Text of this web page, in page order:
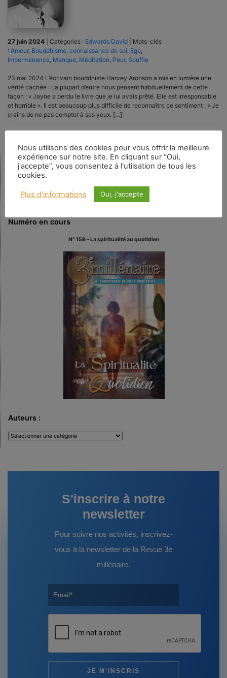
27 juin 2024 Catégories : Edwards David
Mots-clés
: Amour, Bouddhisme connaissance de soi Ego
Impermanence Manque Méditation Peur, Souffle
23 mai 2024 L’écrivain bouddhiste Harvey Aronson a mis en lumière une
vérité cachée : La plupart d’entre nous pensent habituellement de cette
façon : « Jayne a perdu le livre que je lui avais prêté. Elle est irresponsable
et horrible ». Il est beaucoup plus difficile de reconnaître ce sentiment : « Je
crains de ne pas compter à ses yeux. […]
Rechercher
Numéro en cours
N° 159 – La spiritualité au quotidien
Auteurs :
Auteurs
:
S'inscrire à notre
newsletter
Pour suivre nos activités, inscrivez-
vous à la newsletter de la Revue 3e
millénaire.
Nous utilisons des cookies pour vous offrir la meilleure
expérience sur notre site. En cliquant sur “Oui,
j'accepte”, vous consentez à l'utiisation de tous les
cookies.
Plus d'informations Oui, j'accepte